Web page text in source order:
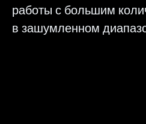
работы с большим
в зашумленном